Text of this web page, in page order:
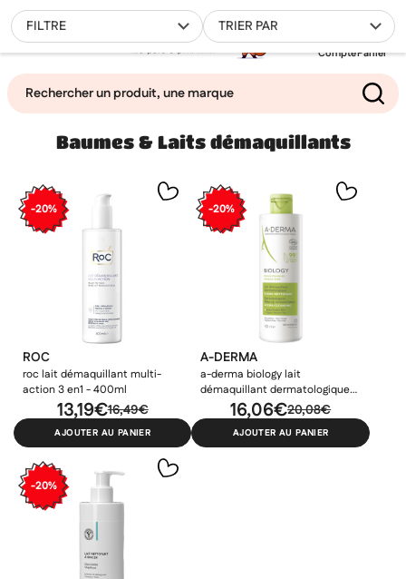
Compte
0
Panier
Filtrer
Mes favoris
TRIER PAR
FILTRE
Baumes & Laits démaquillants
-20%
ROC
roc lait démaquillant multi-
action 3 en1 - 400ml
16,49€
13,19€
AJOUTER AU PANIER
-20%
A-DERMA
a-derma biology lait
démaquillant dermatologique
bio 400ml
20,08€
16,06€
AJOUTER AU PANIER
-20%